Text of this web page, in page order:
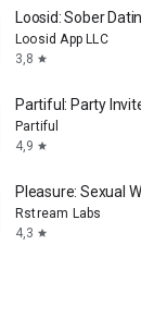
Loosid: Sober Dating
Loosid App LLC
3,8 star
Partiful: Party Invite
Partiful
4,9 star
Pleasure: Sexual
Rstream Labs
4,3 star